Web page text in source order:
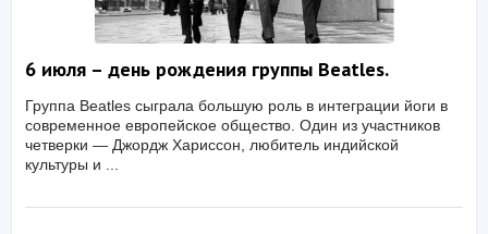
6 июля – день рождения группы Beatles.
Группа Beatles сыграла большую роль в интеграции йоги в
современное европейское общество. Один из участников
четверки — Джордж Хариссон, любитель индийской
культуры и ...